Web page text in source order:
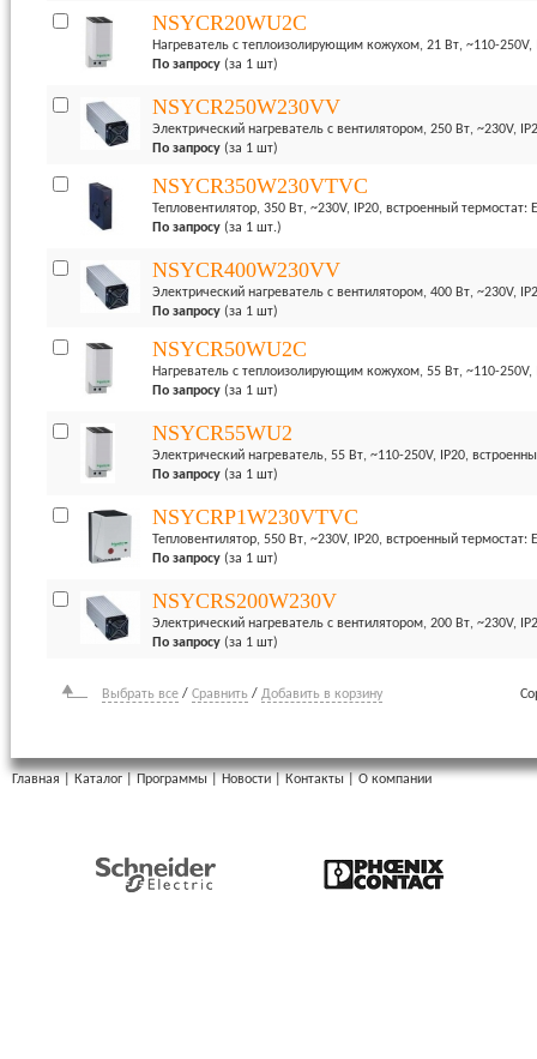
NSYCR20WU2C
Нагреватель с теплоизолирующим кожухом, 21 Вт, ~110-250V,
По запросу (за 1 шт)
NSYCR250W230VV
Электрический нагреватель с вентилятором, 250 Вт, ~230V,
По запросу (за 1 шт)
NSYCR350W230VTVC
Тепловентилятор, 350 Вт, ~230V, IP20, встроенный термостат:
По запросу (за 1 шт.)
NSYCR400W230VV
Электрический нагреватель с вентилятором, 400 Вт, ~230V,
По запросу (за 1 шт)
NSYCR50WU2C
Нагреватель с теплоизолирующим кожухом, 55 Вт, ~110-250V,
По запросу (за 1 шт)
NSYCR55WU2
Электрический нагреватель, 55 Вт, ~110-250V, IP20,
По запросу (за 1 шт)
NSYCRP1W230VTVC
Тепловентилятор, 550 Вт, ~230V, IP20, встроенный термостат:
По запросу (за 1 шт)
NSYCRS200W230V
Электрический нагреватель с вентилятором, 200 Вт, ~230V,
По запросу (за 1 шт)
Выбрать все / Сравнить / Добавить в корзину
Главная | Каталог | Программы | Новости | Контакты | О компании